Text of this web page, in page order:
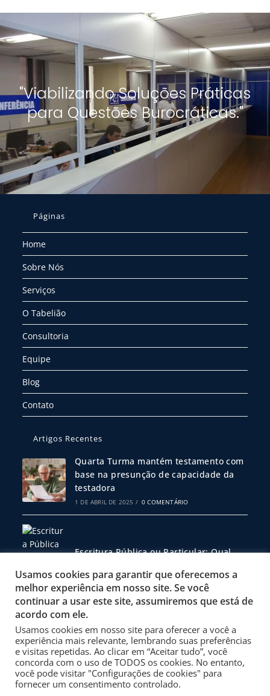
"Viabilizando Soluções Práticas
para Questões Burocráticas."
Páginas
Home
Sobre Nós
Serviços
O Tabelião
Consultoria
Equipe
Blog
Contato
Artigos Recentes
Quarta Turma mantém testamento com
base na presunção de capacidade da
testadora
1 DE ABRIL DE 2025 / 0 COMENTÁRIO
Escritura Pública ou Particular: Qual
19 DE FEVEREIRO DE 2025 / 0 COMENTÁRIO
Política de Privacidade
Termos de Uso
Site Desenvolvido por 3001 Design
Usamos cookies para garantir que oferecemos a
melhor experiência em nosso site. Se você
continuar a usar este site, assumiremos que está de
acordo com ele.
Usamos cookies em nosso site para oferecer a você a
experiência mais relevante, lembrando suas preferências
e visitas repetidas. Ao clicar em “Aceitar tudo”, você
concorda com o uso de TODOS os cookies. No entanto,
você pode visitar "Configurações de cookies" para
fornecer um consentimento controlado.